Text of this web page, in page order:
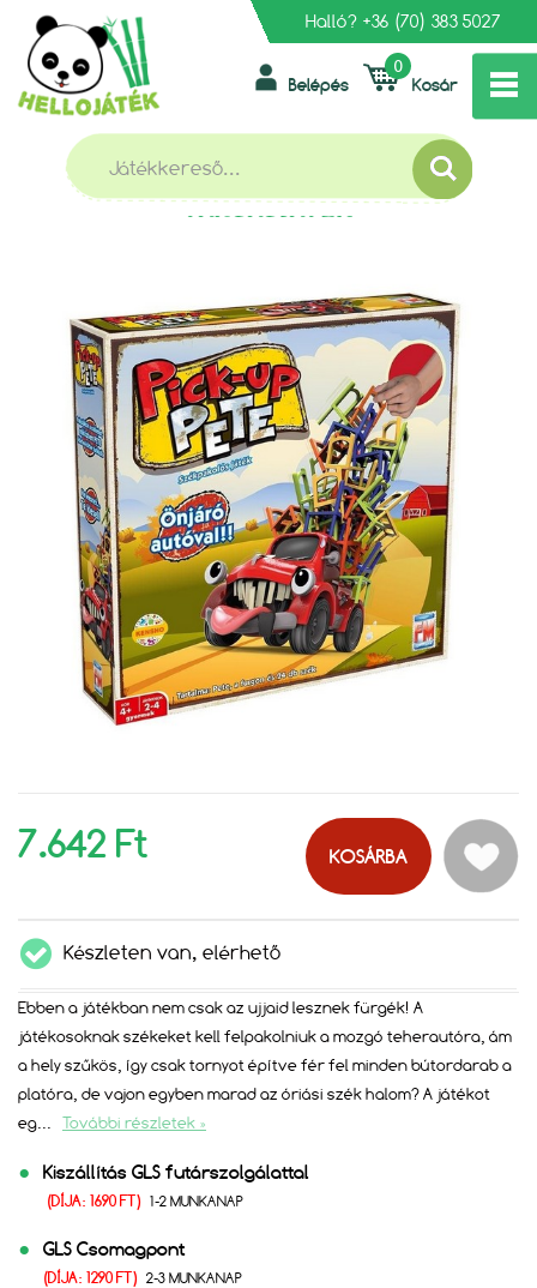
Halló? +36 (70) 383 5027
Kosár
0
Belépés
FŐOLDAL » TÁRSASJÁTÉKOK, KÁRTYÁK » »
PICK-UP PETE - A SZÉKPAKOLÓS TÁRSASJÁTÉK
PICK-UP PETE - A SZÉKPAKOLÓS
TÁRSASJÁTÉK
7.642 Ft KOSÁRBA
Készleten van, elérhető
Ebben a játékban nem csak az ujjaid lesznek fürgék! A
játékosoknak székeket kell felpakolniuk a mozgó teherautóra, ám
a hely szűkös, így csak tornyot építve fér fel minden bútordarab a
platóra, de vajon egyben marad az óriási szék halom? A játékot
eg
További részletek »
Kiszállítás GLS futárszolgálattal
(DÍJA: 1690 FT) 1-2 MUNKANAP
GLS Csomagpont
(DÍJA: 1290 FT) 2-3 MUNKANAP